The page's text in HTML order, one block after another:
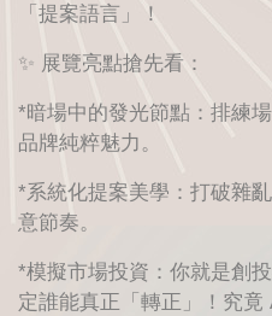
「提案語言」！
✨ 展覽亮點搶先看：
*暗場中的發光節點：排練
品牌純粹魅力。
*系統化提案美學：打破雜
意節奏。
*模擬市場投資：你就是創
定誰能真正「轉正」！究